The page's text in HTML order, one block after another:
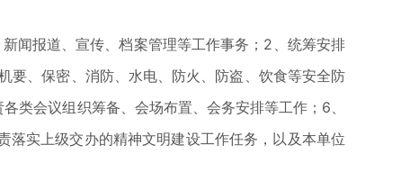
闻报道、宣传、档案管理等工作事务；2、统筹安排
要、保密、消防、水电、防火、防盗、饮食等安全防
类会议组织筹备、会场布置、会务安排等工作；6、
实上级交办的精神文明建设工作任务，以及本单位